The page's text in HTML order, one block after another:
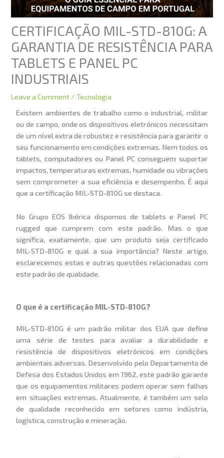
CERTIFICAÇÃO MIL-STD-810G: A
GARANTIA DE RESISTÊNCIA PARA
TABLETS E PANEL PC
INDUSTRIAIS
Leave a Comment /Tecnologia
Existem ambientes de trabalho como o industrial, militar
ou de campo, onde os dispositivos eletrónicos necessitam
de um nível extra de robustez e resistência para garantir o
seu funcionamento em condições extremas. Nem todos os
tablets, computadores ou Panel PC conseguem suportar
impactos, temperaturas extremas, humidade ou vibrações
sem comprometer a sua eficiência e desempenho. É aqui
que a certificação MIL-STD-810G se destaca.
No Grupo EOS Ibérica dispomos de tablets e Panel PC
rugged que cumprem com este padrão. Mas o que
significa, exatamente, que um produto seja certificado
MIL-STD-810G e qual a sua importância? Neste artigo,
esclarecemos estas e outras questões relacionadas com
este padrão de qualidade.
O que é a certificação MIL-STD-810G?
MIL-STD-810G é um padrão militar dos EUA que define
uma série de testes para avaliar a durabilidade e
resistência de dispositivos eletrónicos em condições
ambientais adversas. Desenvolvido pelo Departamento de
Defesa dos Estados Unidos em 1962, este padrão garante
que os equipamentos militares podem operar sem falhas
em situações extremas. Atualmente, é também um selo
de qualidade reconhecido em setores como indústria,
logística, construção e mineração.